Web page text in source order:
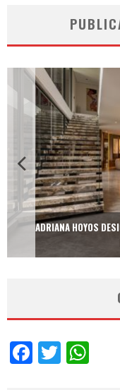
ADRIANA HOYOS
Facebook